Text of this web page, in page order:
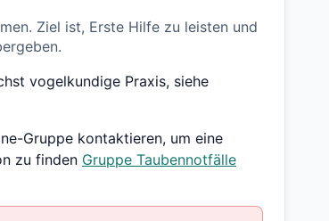
Ziel ist, Erste Hilfe zu leisten und
vogelkundige Praxis, siehe
Gruppe kontaktieren, um eine
zu finden Gruppe Taubennotfälle